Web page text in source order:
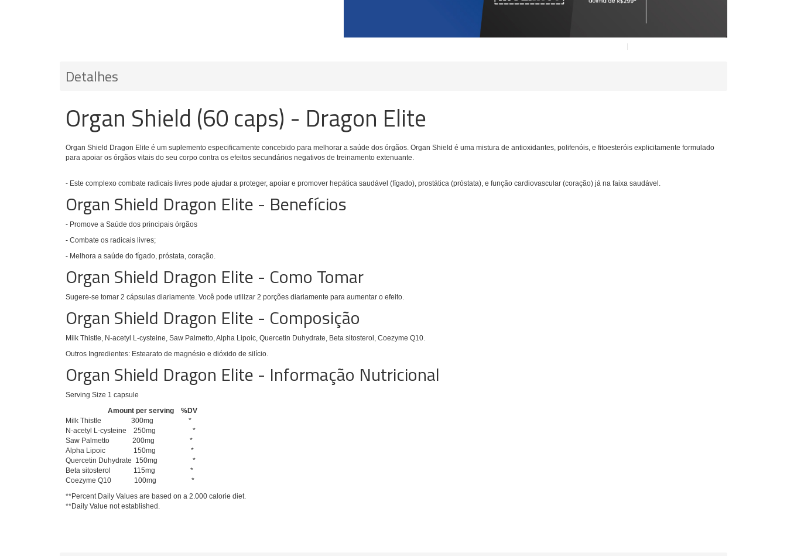
Detalhes
Organ Shield (60 caps) - Dragon Elite
Organ Shield Dragon Eliteé um suplemento especificamente concebido para melhorar a saúde dos órgãos.Organ Shield é uma mistura de antioxidantes, polifenóis, e fitoesteróis explicitamente formulado
para apoiar os órgãos vitais do seu corpo contra os efeitos secundários negativos de treinamento extenuante.
- Este complexo combate radicais livres pode ajudar a proteger, apoiar e promover hepática saudável (fígado), prostática (próstata), e função cardiovascular (coração) já na faixa saudável.
Organ Shield Dragon Elite - Benefícios
- Promove a Saúde dos principais órgãos
- Combate os radicais livres;
- Melhora a saúde do fígado, próstata, coração.
Organ Shield Dragon Elite - Como Tomar
Sugere-se tomar 2 cápsulas diariamente.Você pode utilizar 2 porções diariamente para aumentar o efeito.
Organ Shield Dragon Elite - Composição
Milk Thistle, N-acetyl L-cysteine, Saw Palmetto, Alpha Lipoic, Quercetin Duhydrate, Beta sitosterol, Coezyme Q10.
Outros Ingredientes: Estearato de magnésio e dióxido de silício.
Organ Shield Dragon Elite - Informação Nutricional
Serving Size 1 capsule
Amount per serving %DV
Milk Thistle 300mg *
N-acetyl L-cysteine 250mg *
Saw Palmetto 200mg *
Alpha Lipoic 150mg *
Quercetin Duhydrate 150mg *
Beta sitosterol 115mg *
Coezyme Q10 100mg *
**Percent Daily Values are based on a 2.000 calorie diet.
**Daily Value not established.